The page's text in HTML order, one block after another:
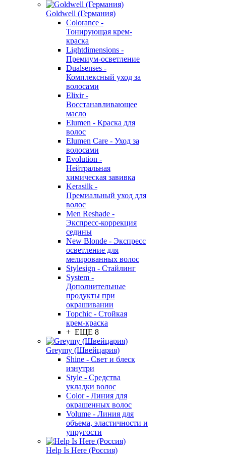
Goldwell (Германия)
Colorance -
Тонирующая крем-
краска
Lightdimensions -
Премиум-осветление
Dualsenses -
Комплексный уход за
волосами
Elixir -
Восстанавливающее
масло
Elumen - Краска для
волос
Elumen Care - Уход за
волосами
Evolution -
Нейтральная
химическая завивка
Kerasilk -
Премиальный уход для
волос
Men Reshade -
Экспресс-коррекция
седины
New Blonde - Экспресс
осветление для
мелированных волос
Stylesign - Стайлинг
System -
Дополнительные
продукты при
окрашивании
Topchic - Стойкая
крем-краска
+ ЕЩЕ 8
Greymy (Швейцария)
Shine - Свет и блеск
изнутри
Style - Средства
укладки волос
Color - Линия для
окрашенных волос
Volume - Линия для
объема, эластичности и
упругости
Help Is Here (Россия)